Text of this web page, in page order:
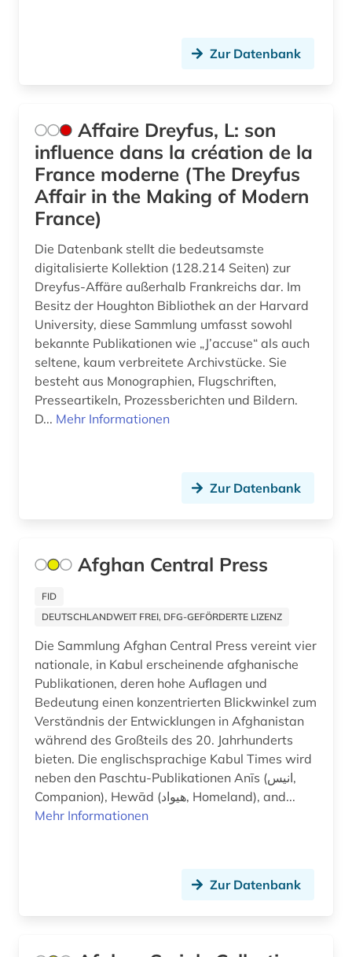
cyberkriminalität (1)
darwin, charles | naturwissenschaftler;
biologe; geologe (1)
daten (1)
datenanalyse (1)
datenauswertung (1)
datensammlung (5)
ddr (4)
debatte (2)
demographie (9)
design (3)
deutscher bund. bundestag (1)
deutscher gewerkschaftsbund (1)
deutsches institut für menschenrechte (1)
deutsches sprachgebiet (1)
deutschland (42)
Zur Datenbank
Affaire Dreyfus, L: son
influence dans la création de la
France moderne (The Dreyfus
Affair in the Making of Modern
France)
Die Datenbank stellt die bedeutsamste
digitalisierte Kollektion (128.214 Seiten) zur
Dreyfus-Affäre außerhalb Frankreichs dar. Im
Besitz der Houghton Bibliothek an der Harvard
University, diese Sammlung umfasst sowohl
bekannte Publikationen wie „J’accuse“ als auch
seltene, kaum verbreitete Archivstücke. Sie
besteht aus Monographien, Flugschriften,
Presseartikeln, Prozessberichten und Bildern.
D... Mehr Informationen
Zur Datenbank
Afghan Central Press
FID
DEUTSCHLANDWEIT FREI, DFG-GEFÖRDERTE LIZENZ
Die Sammlung Afghan Central Press vereint vier
nationale, in Kabul erscheinende afghanische
Publikationen, deren hohe Auflagen und
Bedeutung einen konzentrierten Blickwinkel zum
Verständnis der Entwicklungen in Afghanistan
während des Großteils des 20. Jahrhunderts
bieten. Die englischsprachige Kabul Times wird
neben den Paschtu-Publikationen Anīs (انیس,
Companion), Hewād (هیواد, Homeland), and...
Mehr Informationen
Zur Datenbank